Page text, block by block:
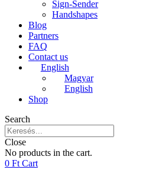
Sign-Sender
Handshapes
Blog
Partners
FAQ
Contact us
English
Magyar
English
Shop
Search
Close
No products in the cart.
0 Ft Cart